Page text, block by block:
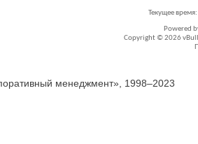
Текущее время:
Powered
Copyright © 2026
менеджмент», 1998–2023